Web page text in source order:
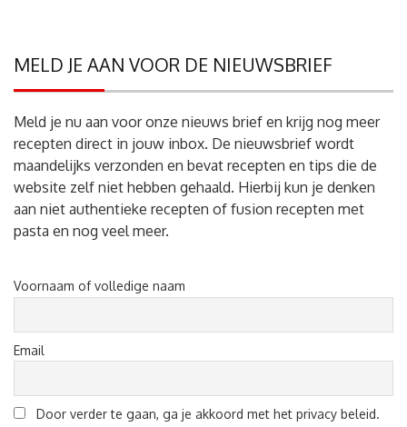
MELD JE AAN VOOR DE NIEUWSBRIEF
Meld je nu aan voor onze nieuws brief en krijg nog meer
recepten direct in jouw inbox. De nieuwsbrief wordt
maandelijks verzonden en bevat recepten en tips die de
website zelf niet hebben gehaald. Hierbij kun je denken
aan niet authentieke recepten of fusion recepten met
pasta en nog veel meer.
Voornaam of volledige naam
Email
Door verder te gaan, ga je akkoord met het privacy beleid.